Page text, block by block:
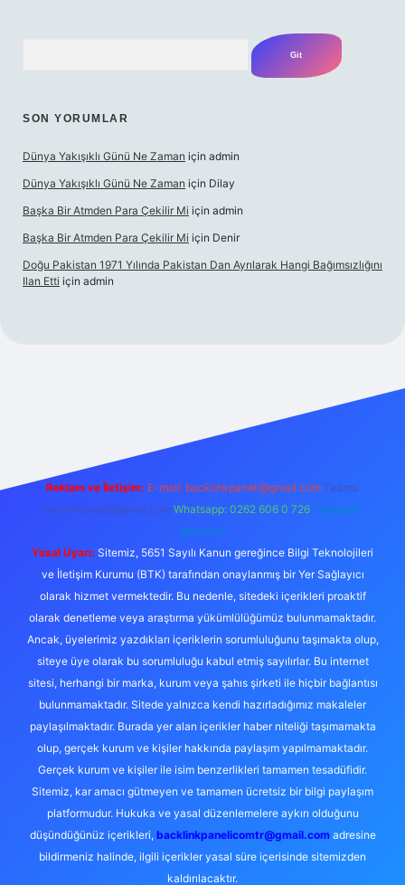
SON YORUMLAR
Dünya Yakışıklı Günü Ne Zaman için admin
Dünya Yakışıklı Günü Ne Zaman için Dilay
Başka Bir Atmden Para Çekilir Mi için admin
Başka Bir Atmden Para Çekilir Mi için Denir
Doğu Pakistan 1971 Yılında Pakistan Dan Ayrılarak Hangi Bağımsızlığını
Ilan Etti için admin
Reklam ve İletişim: E-mail: backlinkpaneli@gmail.com Teams:
forumhizmeti@gmail.com Whatsapp: 0262 606 0 726 Telegram:
@karabul
Yasal Uyarı: Sitemiz, 5651 Sayılı Kanun gereğince Bilgi Teknolojileri
ve İletişim Kurumu (BTK) tarafından onaylanmış bir Yer Sağlayıcı
olarak hizmet vermektedir. Bu nedenle, sitedeki içerikleri proaktif
olarak denetleme veya araştırma yükümlülüğümüz bulunmamaktadır.
Ancak, üyelerimiz yazdıkları içeriklerin sorumluluğunu taşımakta olup,
siteye üye olarak bu sorumluluğu kabul etmiş sayılırlar. Bu internet
sitesi, herhangi bir marka, kurum veya şahıs şirketi ile hiçbir bağlantısı
bulunmamaktadır. Sitede yalnızca kendi hazırladığımız makaleler
paylaşılmaktadır. Burada yer alan içerikler haber niteliği taşımamakta
olup, gerçek kurum ve kişiler hakkında paylaşım yapılmamaktadır.
Gerçek kurum ve kişiler ile isim benzerlikleri tamamen tesadüfidir.
Sitemiz, kar amacı gütmeyen ve tamamen ücretsiz bir bilgi paylaşım
platformudur. Hukuka ve yasal düzenlemelere aykırı olduğunu
düşündüğünüz içerikleri, backlinkpanelicomtr@gmail.comadresine
bildirmeniz halinde, ilgili içerikler yasal süre içerisinde sitemizden
kaldırılacaktır.